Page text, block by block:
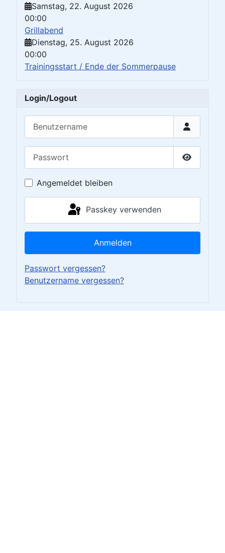
Samstag, 22. August 2026
00:00
Grillabend
Dienstag, 25. August 2026
00:00
Trainingsstart / Ende der Sommerpause
Login/Logout
Passwort
Angemeldet bleiben
Passkey verwenden
Anmelden
Passwort vergessen?
Benutzername vergessen?